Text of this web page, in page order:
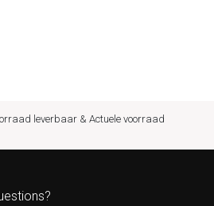
leverbaar & Actuele voorraad